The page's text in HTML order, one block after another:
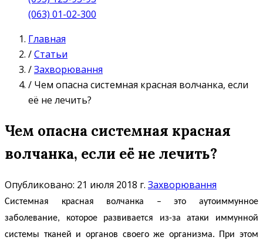
(063) 01-02-300
Главная
/Статьи
/Захворювання
/ Чем опасна системная красная волчанка, если
её не лечить?
Чем опасна системная красная
волчанка, если её не лечить?
Опубликовано: 21 июля 2018 г. Захворювання
Системная красная волчанка – это аутоиммунное
заболевание, которое развивается из-за атаки иммунной
системы тканей и органов своего же организма. При этом